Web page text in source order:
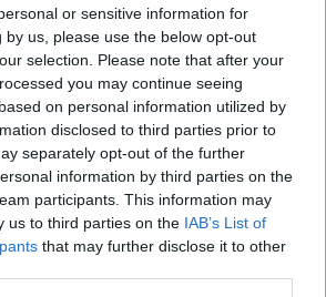
or sensitive information for
by us, please use the below opt-out
selection. Please note that after your
you may continue seeing
on personal information utilized by
disclosed to third parties prior to
separately opt-out of the further
information by third parties on the
participants. This information may
us to third parties on the IAB’s List of
that may further disclose it to other